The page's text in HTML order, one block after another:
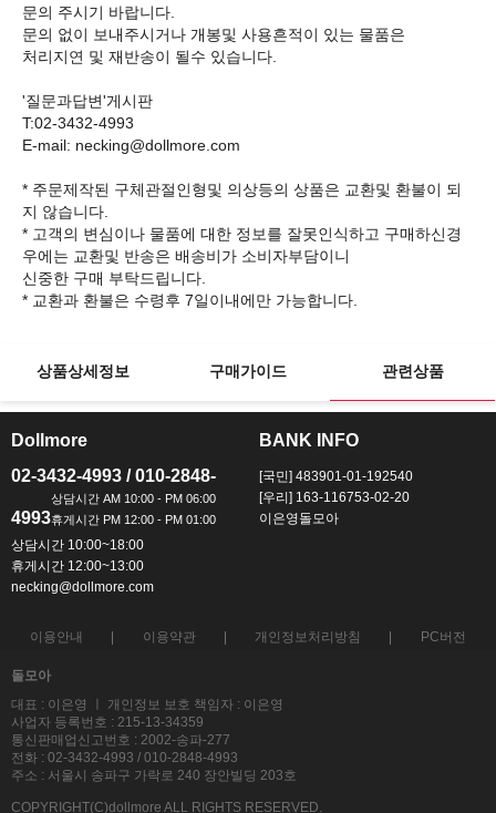
문의 주시기 바랍니다.
문의 없이 보내주시거나 개봉및 사용흔적이 있는 물품은
처리지연 및 재반송이 될수 있습니다.
'질문과답변'게시판
T:02-3432-4993
E-mail: necking@dollmore.com
* 주문제작된 구체관절인형및 의상등의 상품은 교환및 환불이 되
지 않습니다.
* 고객의 변심이나 물품에 대한 정보를 잘못인식하고 구매하신경
우에는 교환및 반송은 배송비가 소비자부담이니
신중한 구매 부탁드립니다.
상품상세정보 구매가이드 관련상품
Dollmore
02-3432-4993 / 010-2848-
4993
상담시간 10:00~18:00
휴게시간 12:00~13:00
necking@dollmore.com
BANK INFO
[국민] 483901-01-192540
[우리] 163-116753-02-20
이은영돌모아
이용안내 이용약관 개인정보처리방침 PC버전
돌모아
대표 : 이은영 ㅣ 개인정보 보호 책임자 : 이은영
사업자 등록번호 : 215-13-34359
통신판매업신고번호 : 2002-송파-277
전화 : 02-3432-4993 / 010-2848-4993
주소 : 서울시 송파구 가락로 240 장안빌딩 203호
COPYRIGHT(C)dollmore ALL RIGHTS RESERVED.